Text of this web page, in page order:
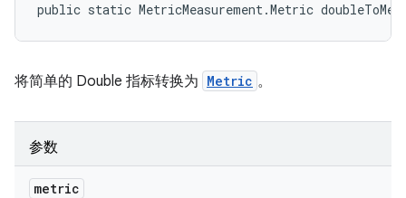
public static MetricMeasurement.Metric
将简单的 Double 指标转换为 Metric 。
参数
metric